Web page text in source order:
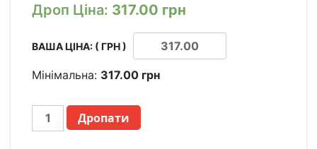
Дроп Ціна: 317.00 грн
ВАША ЦІНА: ( ГРН )
Мінімальна: 317.00 грн
ВЕШАЛКАДропати